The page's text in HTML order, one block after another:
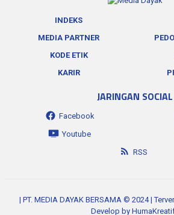
INDEKS
MEDIA PARTNER
KODE ETIK
KARIR
JARINGAN SOCIAL
Facebook
Youtube
RSS
| PT. MEDIA DAYAK BERSAMA © 2024 |
Develop by